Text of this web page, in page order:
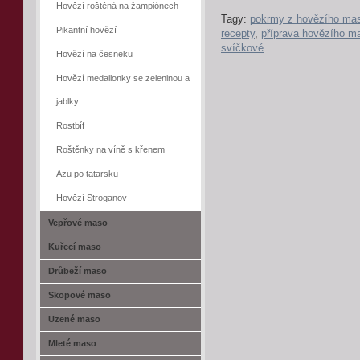
Tagy: pokrmy z hovězího
recepty, příprava hovězího
svíčkové
Hovězí roštěná na žampiónech
Pikantní hovězí
Hovězí na česneku
Hovězí medailonky se zeleninou a
jablky
Rostbíf
Roštěnky na víně s křenem
Azu po tatarsku
Hovězí Stroganov
Vepřové maso
Kuřecí maso
Drůbeží maso
Skopové maso
Uzené maso
Mleté maso